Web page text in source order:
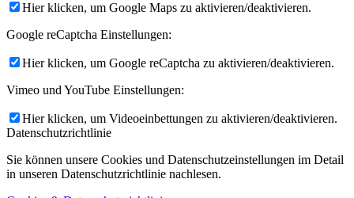
Hier klicken, um Google Maps zu aktivieren/deaktivieren.
Google reCaptcha Einstellungen:
Hier klicken, um Google reCaptcha zu aktivieren/deaktivieren.
Vimeo und YouTube Einstellungen:
Hier klicken, um Videoeinbettungen zu aktivieren/deaktivieren.
Datenschutzrichtlinie
Sie können unsere Cookies und Datenschutzeinstellungen im Detail
in unseren Datenschutzrichtlinie nachlesen.
RO